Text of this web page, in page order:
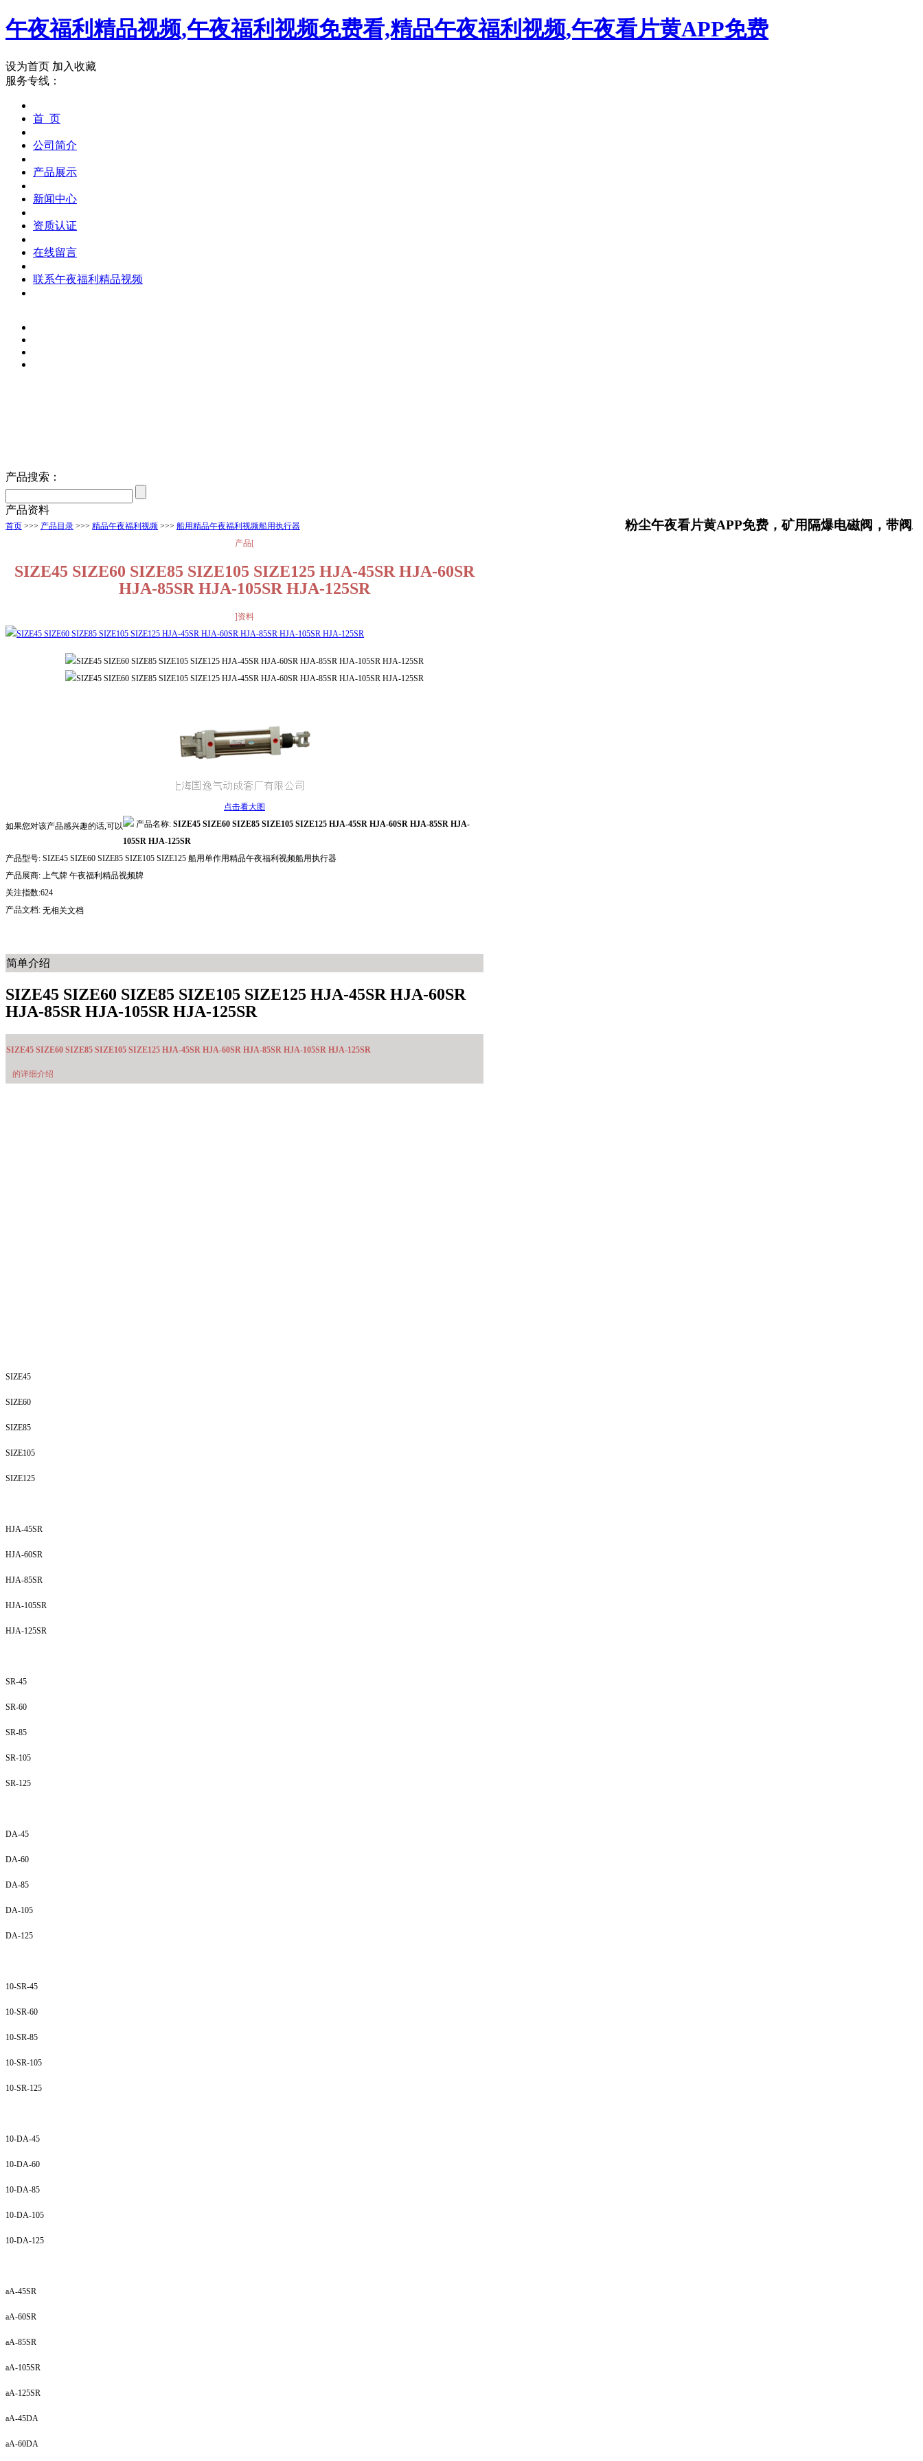
午夜福利精品视频,午夜福利视频免费看,精品午夜福利视频,午夜看片黄APP免费
设为首页 加入收藏
服务专线：
首 页
公司简介
产品展示
新闻中心
资质认证
在线留言
联系午夜福利精品视频
产品搜索：
粉尘午夜看片黄APP免费，矿用隔爆电磁阀，带阀精
产品资料
首页 >>> 产品目录 >>> 精品午夜福利视频 >>> 船用精品午夜福利视频船用执行器
产品[
SIZE45 SIZE60 SIZE85 SIZE105 SIZE125 HJA-45SR HJA-60SR
HJA-85SR HJA-105SR HJA-125SR
]资料
点击看大图
如果您对该产品感兴趣的话,可以
产品名称: SIZE45 SIZE60 SIZE85 SIZE105 SIZE125 HJA-45SR HJA-60SR HJA-85SR HJA-
105SR HJA-125SR
产品型号: SIZE45 SIZE60 SIZE85 SIZE105 SIZE125 船用单作用精品午夜福利视频船用执行器
产品展商: 上气牌 午夜福利精品视频牌
关注指数:624
产品文档: 无相关文档
简单介绍
SIZE45 SIZE60 SIZE85 SIZE105 SIZE125 HJA-45SR HJA-60SR
HJA-85SR HJA-105SR HJA-125SR
SIZE45 SIZE60 SIZE85 SIZE105 SIZE125 HJA-45SR HJA-60SR HJA-85SR HJA-105SR HJA-125SR
的详细介绍
SIZE45
SIZE60
SIZE85
SIZE105
SIZE125
HJA-45SR
HJA-60SR
HJA-85SR
HJA-105SR
HJA-125SR
SR-45
SR-60
SR-85
SR-105
SR-125
DA-45
DA-60
DA-85
DA-105
DA-125
10-SR-45
10-SR-60
10-SR-85
10-SR-105
10-SR-125
10-DA-45
10-DA-60
10-DA-85
10-DA-105
10-DA-125
aA-45SR
aA-60SR
aA-85SR
aA-105SR
aA-125SR
aA-45DA
aA-60DA